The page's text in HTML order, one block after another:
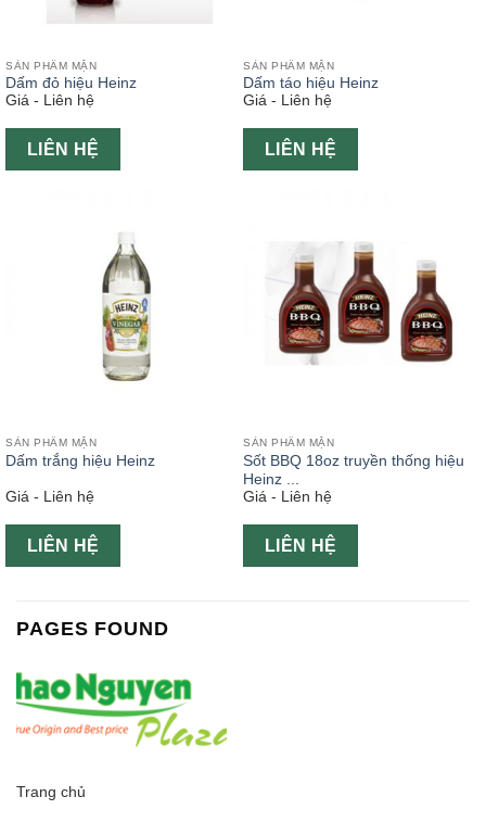
SẢN PHẨM MẶN
Dấm đỏ hiệu Heinz
Giá - Liên hệ
LIÊN HỆ
SẢN PHẨM MẶN
Dấm táo hiệu Heinz
Giá - Liên hệ
LIÊN HỆ
SẢN PHẨM MẶN
Dấm trắng hiệu Heinz
Giá - Liên hệ
LIÊN HỆ
SẢN PHẨM MẶN
Sốt BBQ 18oz truyền thống hiệu
Heinz ...
Giá - Liên hệ
LIÊN HỆ
PAGES FOUND
Trang chủ